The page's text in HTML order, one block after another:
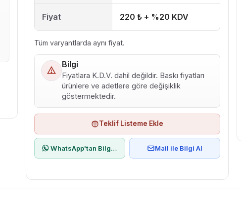
Fiyat 220 ₺ + %20 KDV
Tüm varyantlarda aynı fiyat.
Bilgi
Fiyatlara K.D.V. dahil değildir. Baskı fiyatları
ürünlere ve adetlere göre değişiklik
göstermektedir.
Teklif Listeme Ekle
WhatsApp'tan Bilgi Al Mail ile Bilgi Al